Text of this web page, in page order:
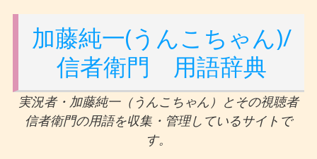
加藤純一(うんこちゃん)/
信者衛門 用語辞典
実況者・加藤純一（うんこちゃん）とその視聴者
信者衛門の用語を収集・管理しているサイトで
す。